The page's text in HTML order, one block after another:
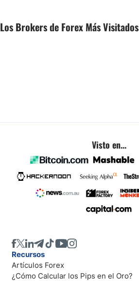
Los Brokers de Forex Más Visitados
Visto en...
Recursos
Artículos Forex
¿Cómo Calcular los Pips en el Oro?